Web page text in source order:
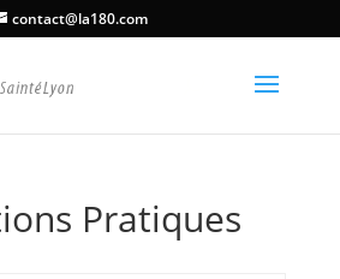
contact@la180.com
Pratiques